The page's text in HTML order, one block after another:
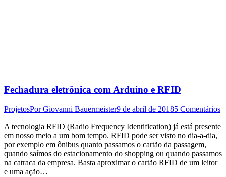
Fechadura eletrônica com Arduino e RFID
ProjetosPorGiovanni Bauermeister9 de abril de 20185 Comentários
A tecnologia RFID (Radio Frequency Identification) já está presente
em nosso meio a um bom tempo. RFID pode ser visto no dia-a-dia,
por exemplo em ônibus quanto passamos o cartão da passagem,
quando saímos do estacionamento do shopping ou quando passamos
na catraca da empresa. Basta aproximar o cartão RFID de um leitor
e uma ação…